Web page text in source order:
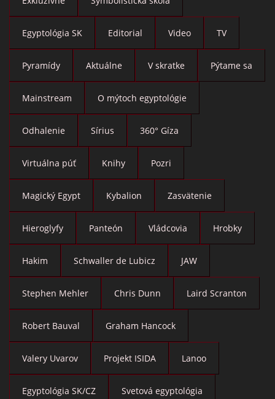
Egyptológia SK Editorial Video TV
Pyramídy Aktuálne V skratke Pýtame sa
Mainstream O mýtoch egyptológie
Odhalenie Sírius 360° Gíza
Virtuálna púť Knihy Pozri
Magický Egypt Kybalion Zasvätenie
Hieroglyfy Panteón Vládcovia Hrobky
Hakim Schwaller de Lubicz JAW
Stephen Mehler Chris Dunn Laird Scranton
Robert Bauval Graham Hancock
Valery Uvarov Projekt ISIDA Lanoo
Egyptológia SK/CZ Svetová egyptológia